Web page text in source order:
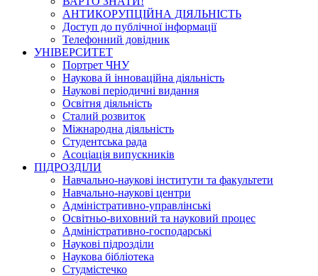
АНТИКОРУПЦІЙНА ДІЯЛЬНІСТЬ
Доступ до публічної інформації
Телефонний довідник
УНІВЕРСИТЕТ
Портрет ЧНУ
Наукова й інноваційна діяльність
Наукові періодичні видання
Освітня діяльність
Сталий розвиток
Міжнародна діяльність
Студентська рада
Асоціація випускників
ПІДРОЗДІЛИ
Навчально-наукові інститути та факультети
Навчально-наукові центри
Адміністративно-управлінські
Освітньо-виховний та науковий процес
Адміністративно-господарські
Наукові підрозділи
Наукова бібліотека
Студмістечко